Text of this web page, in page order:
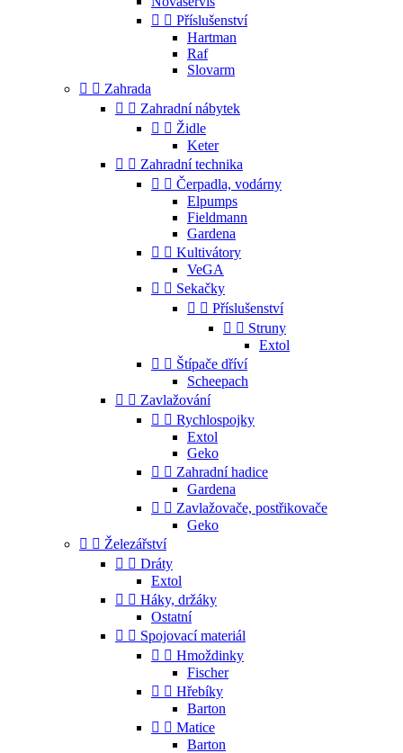
  Příslušenství
Hartman
Raf
Slovarm
  Zahrada
  Zahradní nábytek
  Židle
Keter
  Zahradní technika
  Čerpadla, vodárny
Elpumps
Fieldmann
Gardena
  Kultivátory
VeGA
  Sekačky
  Příslušenství
  Struny
Extol
  Štípače dříví
Scheepach
  Zavlažování
  Rychlospojky
Extol
Geko
  Zahradní hadice
Gardena
  Zavlažovače, postřikovače
Geko
  Železářství
  Dráty
Extol
  Háky, držáky
Ostatní
  Spojovací materiál
  Hmoždinky
Fischer
  Hřebíky
Barton
  Matice
Barton